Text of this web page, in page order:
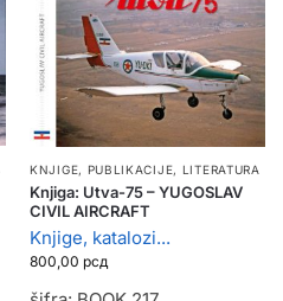
KNJIGE, PUBLIKACIJE, LITERATURA
Knjiga: Utva-75 – YUGOSLAV
CIVIL AIRCRAFT
Knjige, katalozi...
800,00 рсд